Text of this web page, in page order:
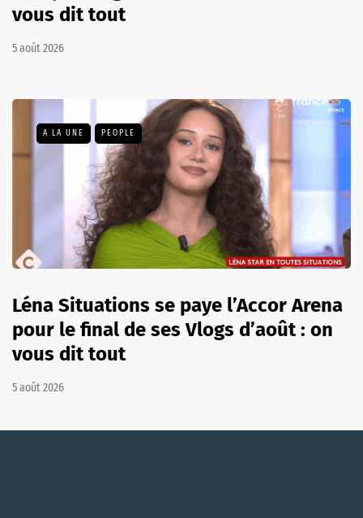
vous dit tout
5 août 2026
A LA UNE PEOPLE
Léna Situations se paye l’Accor Arena
pour le final de ses Vlogs d’août : on
vous dit tout
5 août 2026